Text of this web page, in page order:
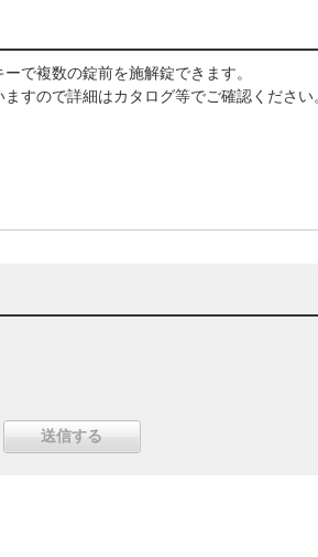
で複数の錠前を施解錠できます。
すので詳細はカタログ等でご確認ください